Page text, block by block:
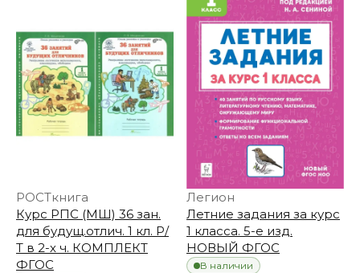
РОСТкнига
Курс РПС (МШ) 36 зан.
для будущ.отлич. 1 кл. Р/
Т в 2-х ч. КОМПЛЕКТ
ФГОС
Легион
Летние задания за курс
1 класса. 5-е изд.
НОВЫЙ ФГОС
В наличии